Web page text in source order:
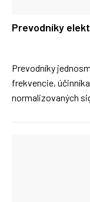
Prevodníky
Prevodníky
frekvencie,
normalizovaných